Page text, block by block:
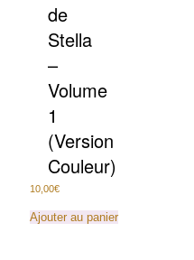
de
Stella
–
Volume
1
(Version
Couleur)
10,00€
Ajouter au panier